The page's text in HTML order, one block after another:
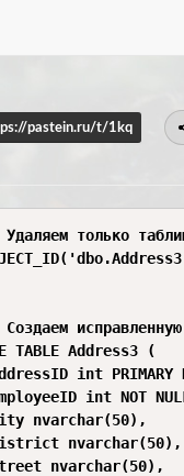
pastein.ru/t/1kq
только
TABLE Address3 (
int PRIMARY
int NOT
nvarchar(50),
nvarchar(50),
nvarchar(50),